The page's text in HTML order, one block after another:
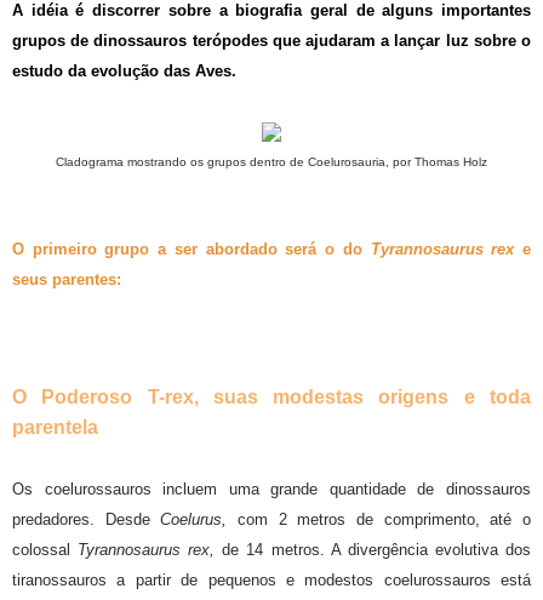
A idéia é discorrer sobre a biografia geral de alguns importantes
grupos de dinossauros terópodes que ajudaram a lançar luz sobre o
estudo da evolução das Aves.
Cladograma mostrando os grupos dentro de Coelurosauria, por Thomas Holz
O primeiro grupo a ser abordado será o do Tyrannosaurus rexe
seus parentes:
O Poderoso T-rex, suas modestas origens e toda
parentela
Os coelurossauros incluem uma grande quantidade de dinossauros
predadores. DesdeCoelurus,com 2 metros de comprimento, até o
colossal Tyrannosaurus rex, de 14 metros. A divergência evolutiva dos
tiranossauros a partir de pequenos e modestos coelurossauros está